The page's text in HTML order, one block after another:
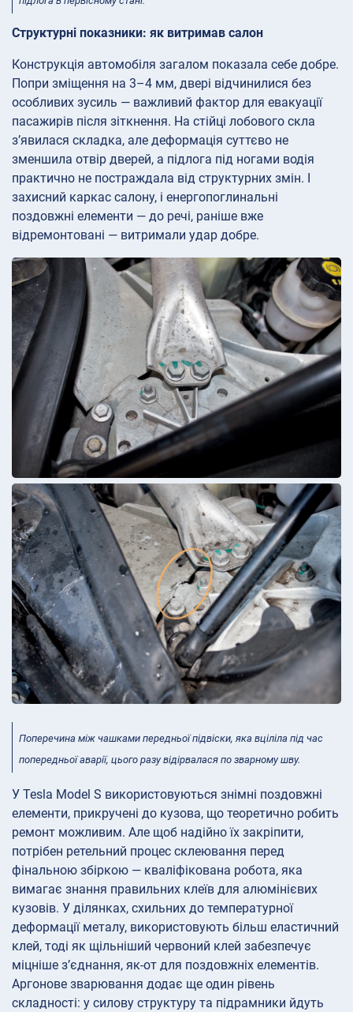
Структурні показники: як витримав салон
Конструкція автомобіля загалом показала себе добре.
Попри зміщення на 3–4 мм, двері відчинилися без
особливих зусиль — важливий фактор для евакуації
пасажирів після зіткнення. На стійці лобового скла
з’явилася складка, але деформація суттєво не
зменшила отвір дверей, а підлога під ногами водія
практично не постраждала від структурних змін. І
захисний каркас салону, і енергопоглинальні
поздовжні елементи — до речі, раніше вже
відремонтовані — витримали удар добре.
Поперечина між чашками передньої підвіски, яка вціліла під час
попередньої аварії, цього разу відірвалася по зварному шву.
У Tesla Model S використовуються знімні поздовжні
елементи, прикручені до кузова, що теоретично робить
ремонт можливим. Але щоб надійно їх закріпити,
потрібен ретельний процес склеювання перед
фінальною збіркою — кваліфікована робота, яка
вимагає знання правильних клеїв для алюмінієвих
кузовів. У ділянках, схильних до температурної
деформації металу, використовують більш еластичний
клей, тоді як щільніший червоний клей забезпечує
міцніше з’єднання, як-от для поздовжніх елементів.
Аргонове зварювання додає ще один рівень
складності: у силову структуру та підрамники йдуть